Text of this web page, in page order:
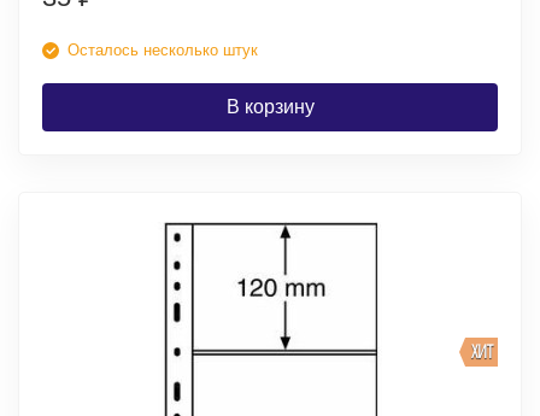
Осталось несколько штук
В корзину
ХИТ